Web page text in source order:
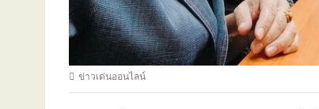
ข่าวเด่นออนไลน์